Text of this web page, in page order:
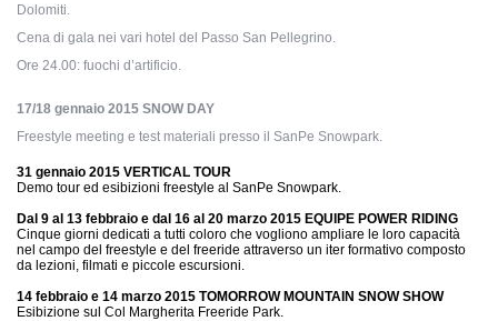
Dolomiti.
Cena di gala nei vari hotel del Passo San Pellegrino.
Ore 24.00: fuochi d’artificio.
17/18 gennaio 2015 SNOW DAY
Freestyle meeting e test materiali presso il SanPe Snowpark.
31 gennaio 2015 VERTICAL TOUR
Demo tour ed esibizioni freestyle al SanPe Snowpark.
Dal 9 al 13 febbraio e dal 16 al 20 marzo 2015 EQUIPE POWER RIDING
Cinque giorni dedicati a tutti coloro che vogliono ampliare le loro capacità
nel campo del freestyle e del freeride attraverso un iter formativo composto
da lezioni, filmati e piccole escursioni.
14 febbraio e 14 marzo 2015 TOMORROW MOUNTAIN SNOW SHOW
Esibizione sul Col Margherita Freeride Park.